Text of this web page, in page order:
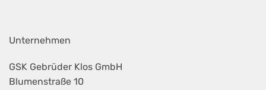
Unternehmen
GSK Gebrüder Klos GmbH
Blumenstraße 10